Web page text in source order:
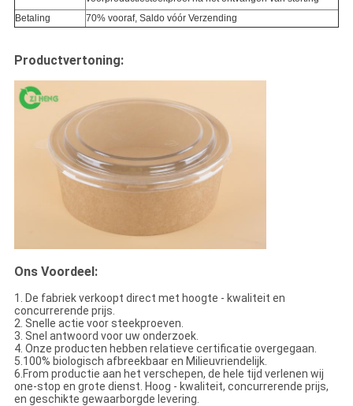
Betaling
70% vooraf, Saldo vóór Verzending
Productvertoning:
Ons Voordeel:
1. De fabriek verkoopt direct met hoogte - kwaliteit en
concurrerende prijs.
2. Snelle actie voor steekproeven.
3. Snel antwoord voor uw onderzoek.
4. Onze producten hebben relatieve certificatie overgegaan.
5.100% biologisch afbreekbaar en Milieuvriendelijk.
6.From productie aan het verschepen, de hele tijd verlenen wij
one-stop en grote dienst. Hoog - kwaliteit, concurrerende prijs,
en geschikte gewaarborgde levering.